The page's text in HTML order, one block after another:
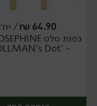
יח׳
64.90
₪/ יח׳
- 'TOLLMAN's Dot'